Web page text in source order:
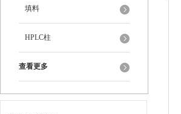
填料
HPLC柱
查看更多